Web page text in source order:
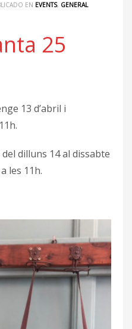
EN EVENTS, GENERAL
25
13 d’abril i
dilluns 14 al dissabte
les 11h.